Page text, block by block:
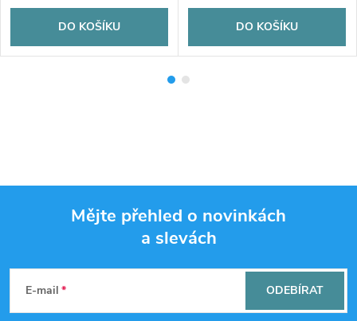
DO KOŠÍKU DO KOŠÍKU
Mějte přehled o novinkách
a slevách
E-mail ODEBÍRAT